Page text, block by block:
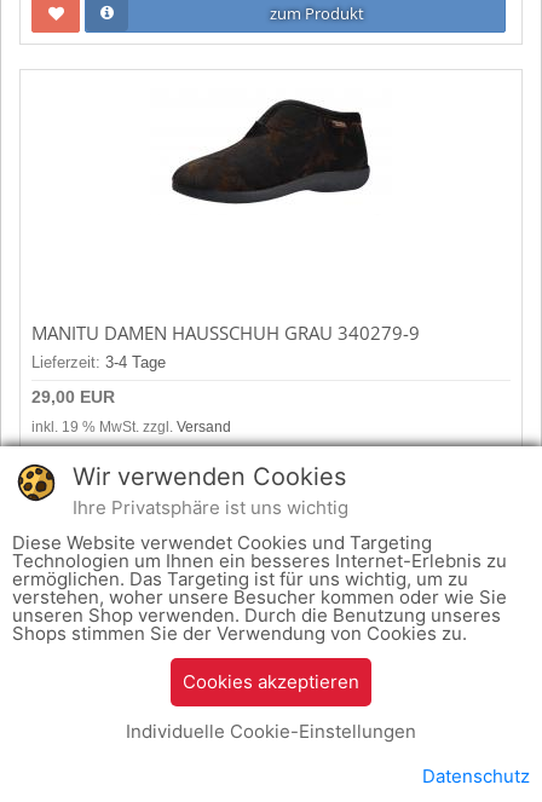
zum Produkt
MANITU DAMEN HAUSSCHUH GRAU 340279-9
Lieferzeit: 3-4 Tage
29,00 EUR
inkl. 19 % MwSt. zzgl. Versand
zum Produkt
Zeige1bis31(von insgesamt31Artikeln) Seiten:
Schuhhaus Salmann
Wir verwenden Cookies
Ihre Privatsphäre ist uns wichtig
Diese Website verwendet Cookies und Targeting
Technologien um Ihnen ein besseres Internet-Erlebnis zu
ermöglichen. Das Targeting ist für uns wichtig, um zu
verstehen, woher unsere Besucher kommen oder wie Sie
unseren Shop verwenden. Durch die Benutzung unseres
Shops stimmen Sie der Verwendung von Cookies zu.
Cookies akzeptieren
Individuelle Cookie-Einstellungen
Datenschutz